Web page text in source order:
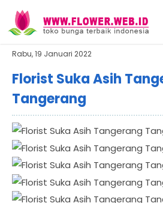
Rabu, 19 Januari 2022
Florist Suka Asih
Tangerang